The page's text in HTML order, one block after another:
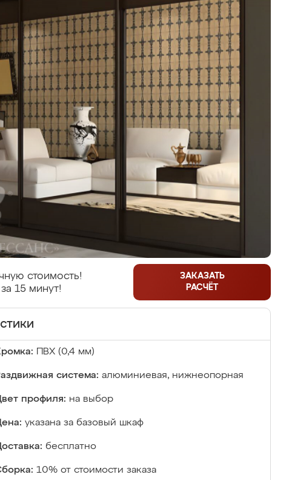
стоимость!
15 минут!
ЗАКАЗАТЬ
РАСЧЁТ
ПВХ (0,4 мм)
система: алюминиевая, нижнеопорная
профиля: на выбор
указана за базовый шкаф
бесплатно
10% от стоимости заказа